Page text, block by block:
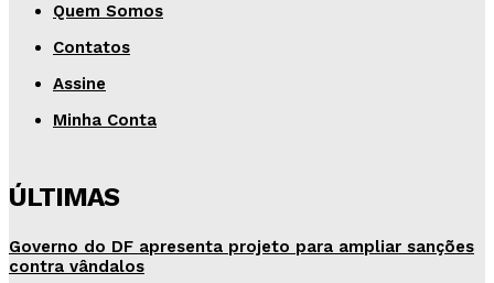
Quem Somos
Contatos
Assine
Minha Conta
ÚLTIMAS
Governo do DF apresenta projeto para ampliar sanções
contra vândalos